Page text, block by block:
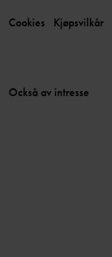
Cookies Kjøpsvilkår
Också av intresse